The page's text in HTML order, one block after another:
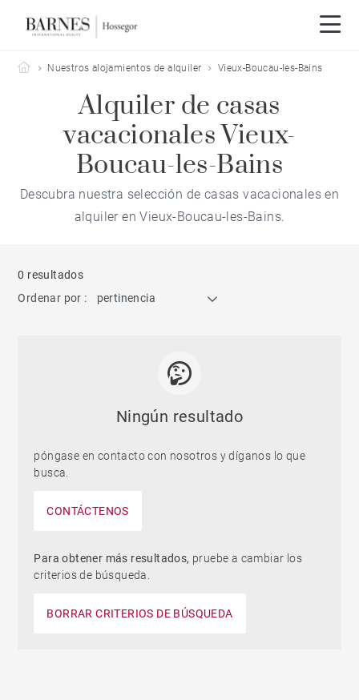
Barnes Hossegor
Nuestros alojamientos de alquiler Vieux-Boucau-les-Bains
Alquiler de casas
vacacionales Vieux-
Boucau-les-Bains
Descubra nuestra selección de casas vacacionales en
alquiler en Vieux-Boucau-les-Bains.
0 resultados
Ordenar por :
pertinencia
Ningún resultado
póngase en contacto con nosotros y díganos lo que
busca.
CONTÁCTENOS
Para obtener más resultados, pruebe a cambiar los
criterios de búsqueda.
BORRAR CRITERIOS DE BÚSQUEDA